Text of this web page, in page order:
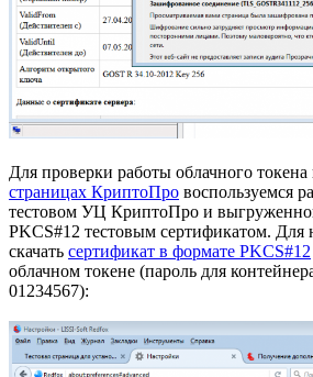
Для проверки работы облачного токена
страницах КриптоПро воспользуемся
тестовом УЦ КриптоПро и
PKCS#12 тестовым сертификатом. Для
скачать сертификат в формате PKCS#12
облачном токене (пароль для
01234567):